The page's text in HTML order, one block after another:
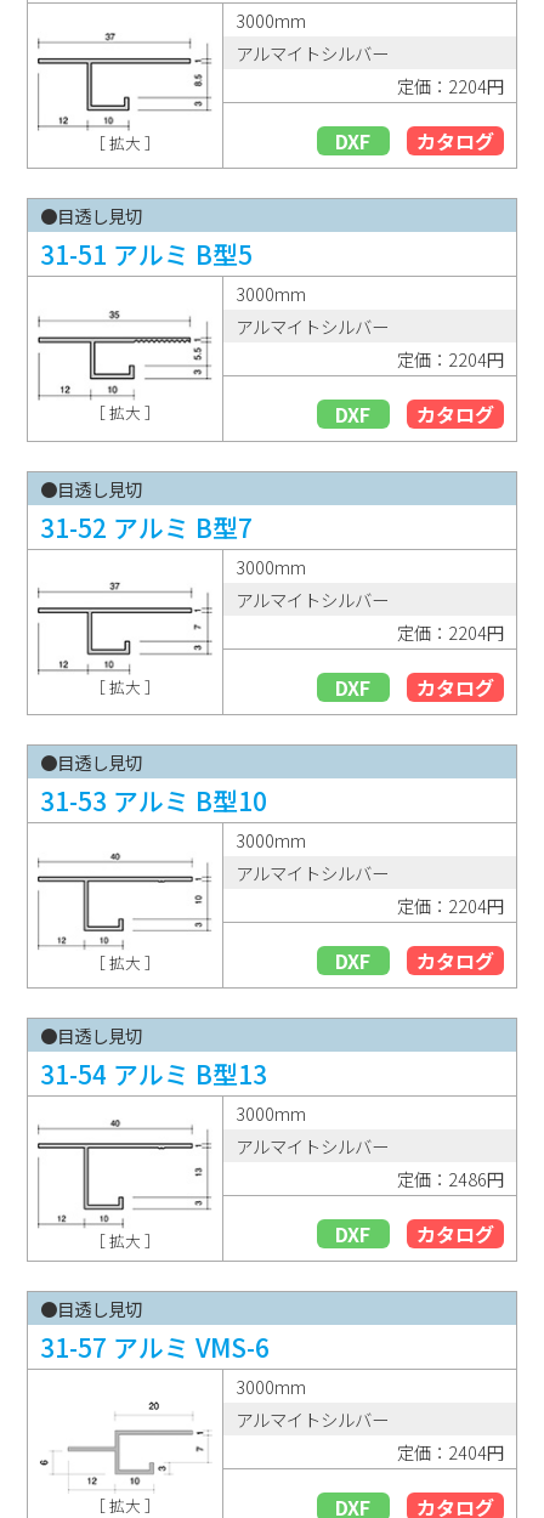
［ 拡大 ］
3000mm
アルマイトシルバー
定価：2204円
DXF カタログ
●目透し見切
31-51 アルミ B型5
［ 拡大 ］
3000mm
アルマイトシルバー
定価：2204円
DXF カタログ
●目透し見切
31-52 アルミ B型7
［ 拡大 ］
3000mm
アルマイトシルバー
定価：2204円
DXF カタログ
●目透し見切
31-53 アルミ B型10
［ 拡大 ］
3000mm
アルマイトシルバー
定価：2204円
DXF カタログ
●目透し見切
31-54 アルミ B型13
［ 拡大 ］
3000mm
アルマイトシルバー
定価：2486円
DXF カタログ
●目透し見切
31-57 アルミ VMS-6
［ 拡大 ］
3000mm
アルマイトシルバー
定価：2404円
DXF カタログ